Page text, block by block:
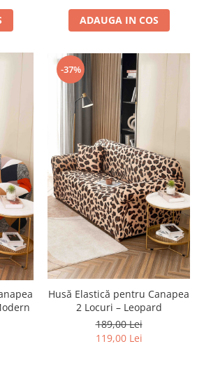
ADAUGA IN COS
-37%
Husă Elastică pentru Canapea
2 Locuri – Leopard
189,00 Lei
119,00 Lei